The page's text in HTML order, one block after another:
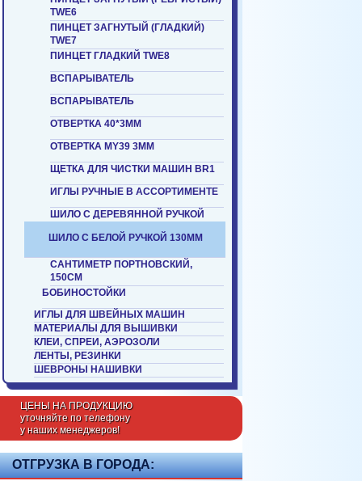
TWE6
ПИНЦЕТ ЗАГНУТЫЙ (ГЛАДКИЙ)
TWE7
ПИНЦЕТ ГЛАДКИЙ TWE8
ВСПАРЫВАТЕЛЬ
ВСПАРЫВАТЕЛЬ
ОТВЕРТКА 40*3ММ
ОТВЕРТКА MY39 3ММ
ЩЕТКА ДЛЯ ЧИСТКИ МАШИН BR1
ИГЛЫ РУЧНЫЕ В АССОРТИМЕНТЕ
ШИЛО С ДЕРЕВЯННОЙ РУЧКОЙ
ШИЛО С БЕЛОЙ РУЧКОЙ 130ММ
САНТИМЕТР ПОРТНОВСКИЙ,
150СМ
БОБИНОСТОЙКИ
ИГЛЫ ДЛЯ ШВЕЙНЫХ МАШИН
МАТЕРИАЛЫ ДЛЯ ВЫШИВКИ
КЛЕИ, СПРЕИ, АЭРОЗОЛИ
ЛЕНТЫ, РЕЗИНКИ
ШЕВРОНЫ НАШИВКИ
ЦЕНЫ НА ПРОДУКЦИЮ
уточняйте по телефону
у наших менеджеров!
ОТГРУЗКА В ГОРОДА: